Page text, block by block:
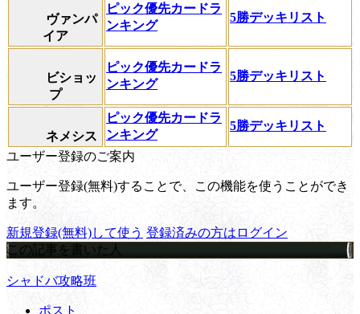
ヴァンパ
イア
ピック優先カードラ
ンキング
5勝デッキリスト
ビショッ
プ
ピック優先カードラ
ンキング
5勝デッキリスト
ネメシス
ピック優先カードラ
ンキング
5勝デッキリスト
ユーザー登録のご案内
ユーザー登録(無料)することで、この機能を使うことができ
ます。
新規登録(無料)して使う 登録済みの方はログイン
この記事を書いた人
シャドバ攻略班
ポスト